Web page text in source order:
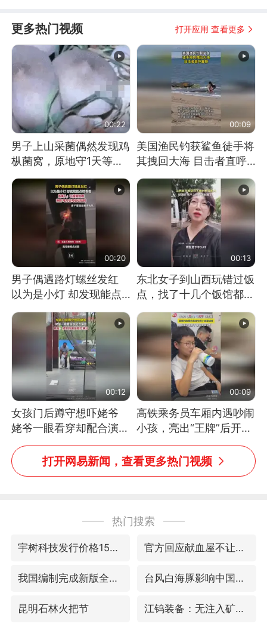
更多热门视频 打开应用 查看更多
00:22
男子上山采菌偶然发现鸡
枞菌窝，原地守1天等它
长大：挖了140多朵
00:09
美国渔民钓获鲨鱼徒手将
其拽回大海 目击者直呼
震惊 （视频来源：参考
消息）
00:20
男子偶遇路灯螺丝发红
以为是小灯 却发现能点
燃香烟 当事人：已报警
处理
00:13
东北女子到山西玩错过饭
点，找了十几个饭馆都没
开门：午休到几点
00:12
女孩门后蹲守想吓姥爷
姥爷一眼看穿却配合演出
网友：姥爷的演技我打满
分
00:09
高铁乘务员车厢内遇吵闹
小孩，亮出“王牌”后开启
一键静音
打开网易新闻，查看更多热门视频
热门搜索
宇树科技发行价格150.80元/股 官方回应献血屋不让市民入内躲雨
我国编制完成新版全月地质图 台风白海豚影响中国已成定局
昆明石林火把节 江钨装备：无注入矿山资产安排